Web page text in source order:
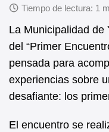
c
e
b
o
o
k
at
s
A
p
p
La Municipalidad de
del “Primer
pensada para
experiencias sobre
desafiante: los
El encuentro se